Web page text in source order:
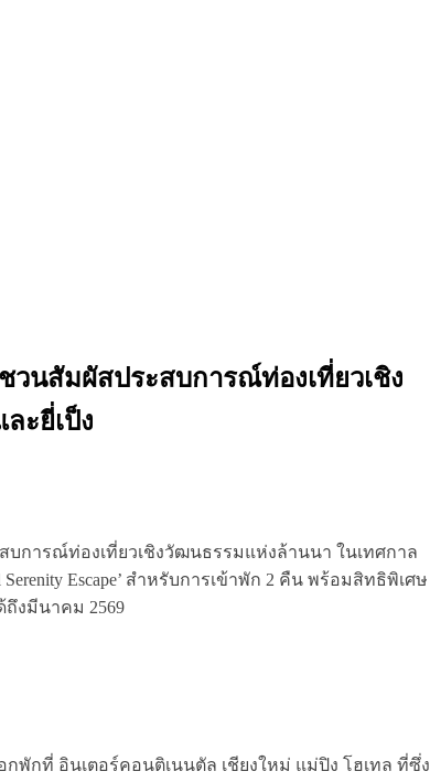
วนสัมผัสประสบการณ์ท่องเที่ยวเชิง
ะยี่เป็ง
การณ์ท่องเที่ยวเชิงวัฒนธรรมแห่งล้านนา ในเทศกาล
Escape’ สำหรับการเข้าพัก 2 คืน พร้อมสิทธิพิเศษ
ถึงมีนาคม 2569
กพักที่ อินเตอร์คอนติเนนตัล เชียงใหม่ แม่ปิง โฮเทล ที่ซึ่ง